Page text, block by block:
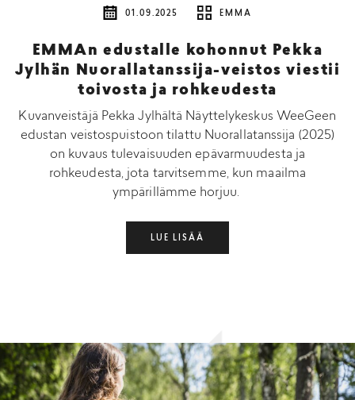
01.09.2025 EMMA
EMMAn edustalle kohonnut Pekka
Jylhän Nuorallatanssija-veistos viestii
toivosta ja rohkeudesta
Kuvanveistäjä Pekka Jylhältä Näyttelykeskus WeeGeen
edustan veistospuistoon tilattu Nuorallatanssija (2025)
on kuvaus tulevaisuuden epävarmuudesta ja
rohkeudesta, jota tarvitsemme, kun maailma
ympärillämme horjuu.
LUE LISÄÄ